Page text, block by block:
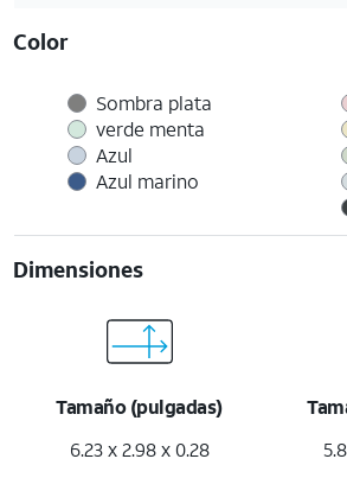
Color
Sombra plata
verde menta
Azul
Azul marino
Dimensiones
Tamaño (pulgadas)
6.23 x 2.98 x 0.28